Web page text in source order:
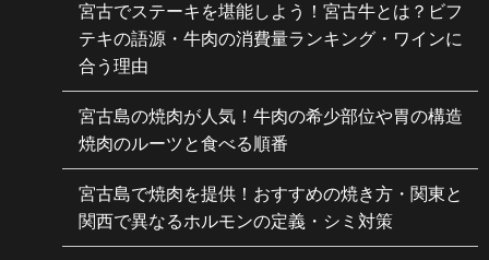
宮古でステーキを堪能しよう！宮古牛とは？ビフ
テキの語源・牛肉の消費量ランキング・ワインに
合う理由
宮古島の焼肉が人気！牛肉の希少部位や胃の構造
焼肉のルーツと食べる順番
宮古島で焼肉を提供！おすすめの焼き方・関東と
関西で異なるホルモンの定義・シミ対策